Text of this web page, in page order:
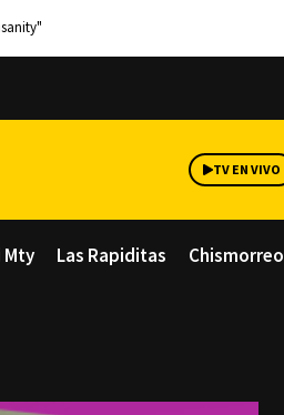
TV EN VIVO
Mty Las Rapiditas Chismorreo